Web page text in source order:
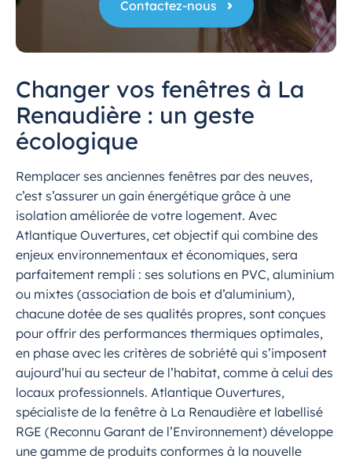
Contactez-nous
Changer vos fenêtres à La
Renaudière : un geste
écologique
Remplacer ses anciennes fenêtres par des neuves,
c’est s’assurer un gain énergétique grâce à une
isolation améliorée de votre logement. Avec
Atlantique Ouvertures, cet objectif qui combine des
enjeux environnementaux et économiques, sera
parfaitement rempli : ses solutions en PVC, aluminium
ou mixtes (association de bois et d’aluminium),
chacune dotée de ses qualités propres, sont conçues
pour offrir des performances thermiques optimales,
en phase avec les critères de sobriété qui s’imposent
aujourd’hui au secteur de l’habitat, comme à celui des
locaux professionnels. Atlantique Ouvertures,
spécialiste de la fenêtre à La Renaudière et labellisé
RGE (Reconnu Garant de l’Environnement) développe
une gamme de produits conformes à la nouvelle